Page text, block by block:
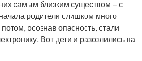
самым близким существом – с
родители слишком много
осознав опасность, стали
Вот дети и разозлились на